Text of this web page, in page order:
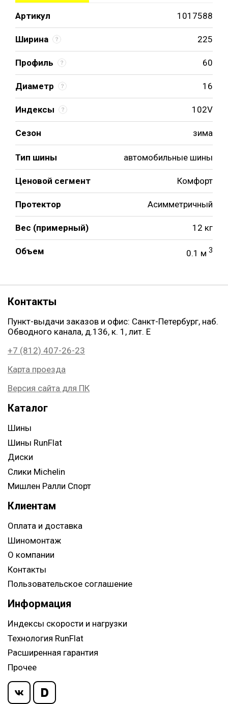
Артикул 1017588
Ширина 225
Профиль 60
Диаметр 16
Индексы 102V
Сезон зима
Тип шины автомобильные шины
Ценовой сегмент Комфорт
Протектор Асимметричный
Вес (примерный) 12 кг
Объем 0.1 м 3
Контакты
Пункт-выдачи заказов и офис: Санкт-Петербург, наб.
Обводного канала, д.136, к. 1, лит. Е
+7 (812) 407-26-23
Карта проезда
Версия сайта для ПК
Каталог
Шины
Шины RunFlat
Диски
Слики Michelin
Мишлен Ралли Спорт
Клиентам
Оплата и доставка
Шиномонтаж
О компании
Контакты
Пользовательское соглашение
Информация
Индексы скорости и нагрузки
Технология RunFlat
Расширенная гарантия
Прочее